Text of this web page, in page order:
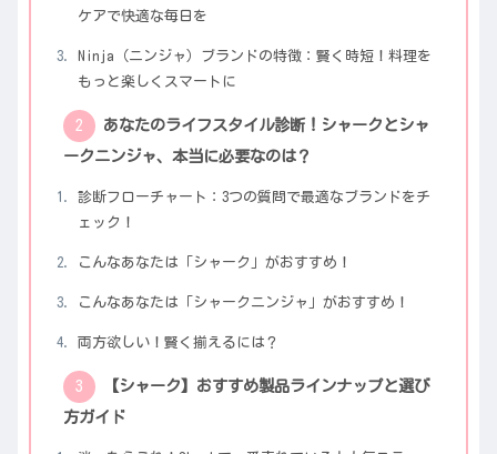
ケアで快適な毎日を
Ninja（ニンジャ）ブランドの特徴：賢く時短！料理を
もっと楽しくスマートに
あなたのライフスタイル診断！シャークとシャ
ークニンジャ、本当に必要なのは？
診断フローチャート：3つの質問で最適なブランドをチ
ェック！
こんなあなたは「シャーク」がおすすめ！
こんなあなたは「シャークニンジャ」がおすすめ！
両方欲しい！賢く揃えるには？
【シャーク】おすすめ製品ラインナップと選び
方ガイド